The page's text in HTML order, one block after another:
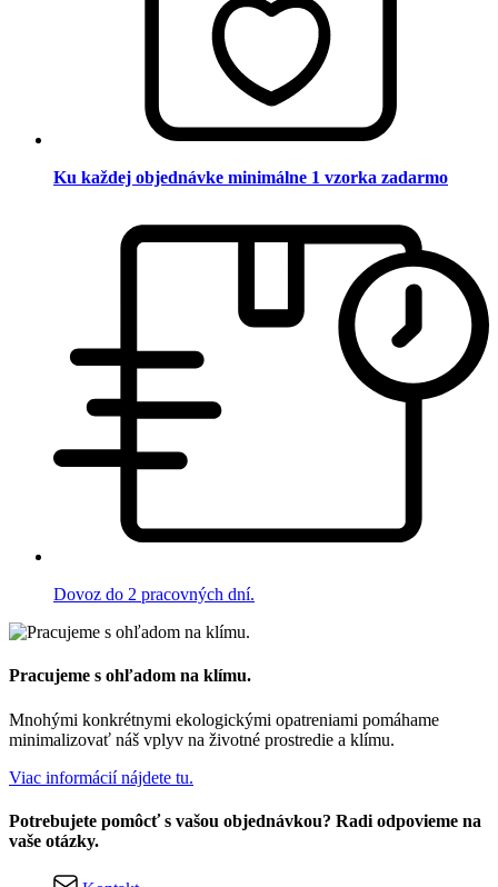
Ku každej objednávke minimálne 1 vzorka zadarmo
Dovoz do 2 pracovných dní.
Pracujeme s ohľadom na klímu.
Mnohými konkrétnymi ekologickými opatreniami pomáhame
minimalizovať náš vplyv na životné prostredie a klímu.
Viac informácií nájdete tu.
Potrebujete pomôcť s vašou objednávkou? Radi odpovieme na
vaše otázky.